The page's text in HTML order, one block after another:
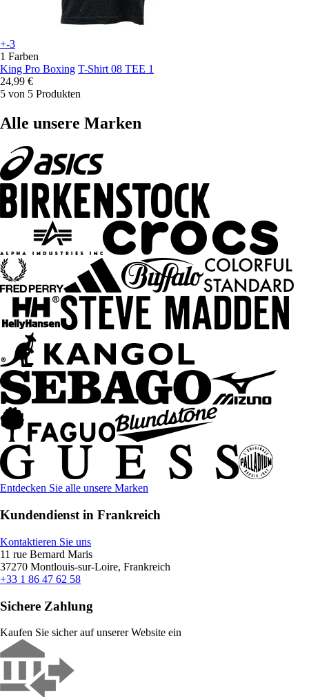
+-3
1 Farben
King Pro Boxing T-Shirt 08 TEE 1
24,99 €
5 von 5 Produkten
Alle unsere Marken
Entdecken Sie alle unsere Marken
Kundendienst in Frankreich
Kontaktieren Sie uns
11 rue Bernard Maris
37270 Montlouis-sur-Loire, Frankreich
+33 1 86 47 62 58
Sichere Zahlung
Kaufen Sie sicher auf unserer Website ein